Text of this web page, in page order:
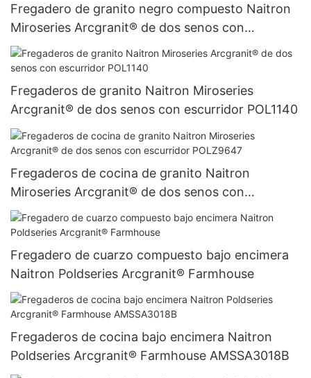
Fregadero de granito negro compuesto Naitron
Miroseries Arcgranit® de dos senos con
escurridor
Fregaderos de granito Naitron Miroseries
Arcgranit® de dos senos con escurridor POL1140
Fregaderos de cocina de granito Naitron
Miroseries Arcgranit® de dos senos con
escurridor POLZ9647
Fregadero de cuarzo compuesto bajo encimera
Naitron Poldseries Arcgranit® Farmhouse
Fregaderos de cocina bajo encimera Naitron
Poldseries Arcgranit® Farmhouse AMSSA3018B